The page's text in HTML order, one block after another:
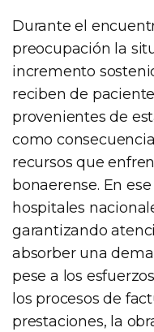
Durante el
preocupación la
incremento
reciben de
provenientes de
como
recursos que
bonaerense. En
hospitales
garantizando
absorber una
pese a los
los procesos de
prestaciones, la